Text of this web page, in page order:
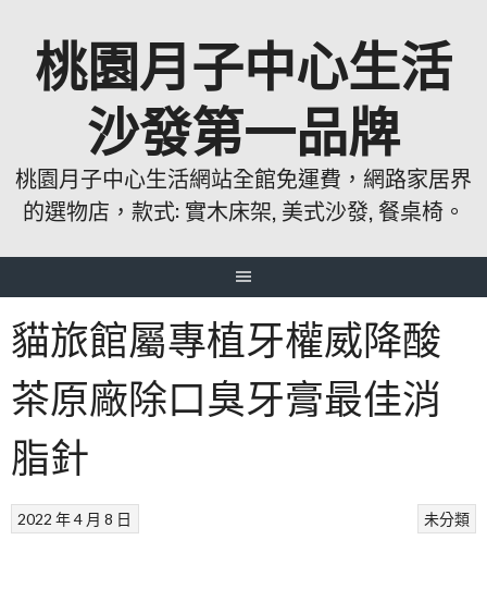
桃園月子中心生活
沙發第一品牌
桃園月子中心生活網站全館免運費，網路家居界
的選物店，款式: 實木床架, 美式沙發, 餐桌椅。
貓旅館屬專植牙權威降酸
茶原廠除口臭牙膏最佳消
脂針
未分類
2022 年 4 月 8 日